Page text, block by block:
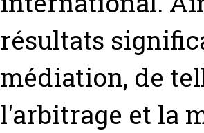
résultats
médiation, de
l'arbitrage et la